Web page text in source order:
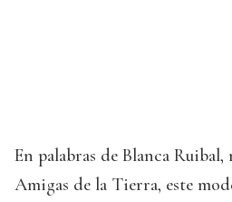
En palabras de Blanca
Amigas de la Tierra, este